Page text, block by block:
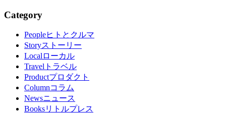
Category
Peopleヒトとクルマ
Storyストーリー
Localローカル
Travel トラベル
Productプロダクト
Columnコラム
Newsニュース
Booksリトルプレス